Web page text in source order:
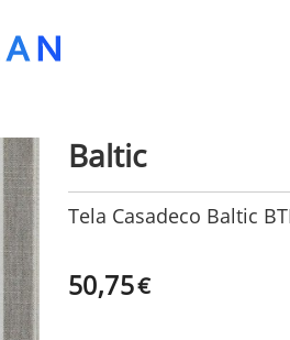
Baltic
Tela Casadeco Baltic
50,75€